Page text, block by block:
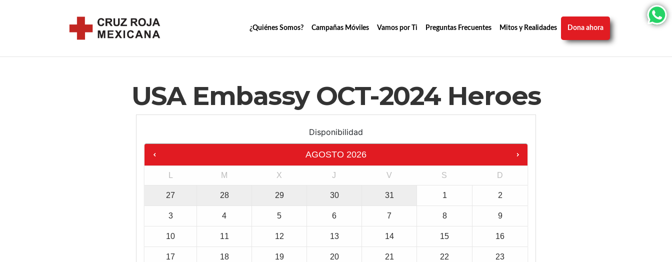
¿Quiénes Somos? Campañas Móviles Vamos por Ti Preguntas Frecuentes Mitos y Realidades Dona ahora
USA Embassy OCT-2024 Heroes
Disponibilidad
AGOSTO 2026
M X J V S D
27 28 29 30 31 1 2
3 4 5 6 7 8 9
10 11 12 13 14 15 16
17 18 19 20 21 22 23